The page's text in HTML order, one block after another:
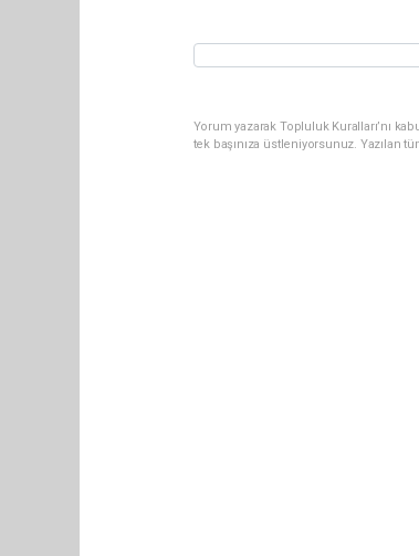
Yorum yazarak Topluluk Kuralları’nı
tek başınıza üstleniyorsunuz.